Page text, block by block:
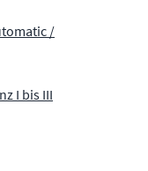
/
I bis III